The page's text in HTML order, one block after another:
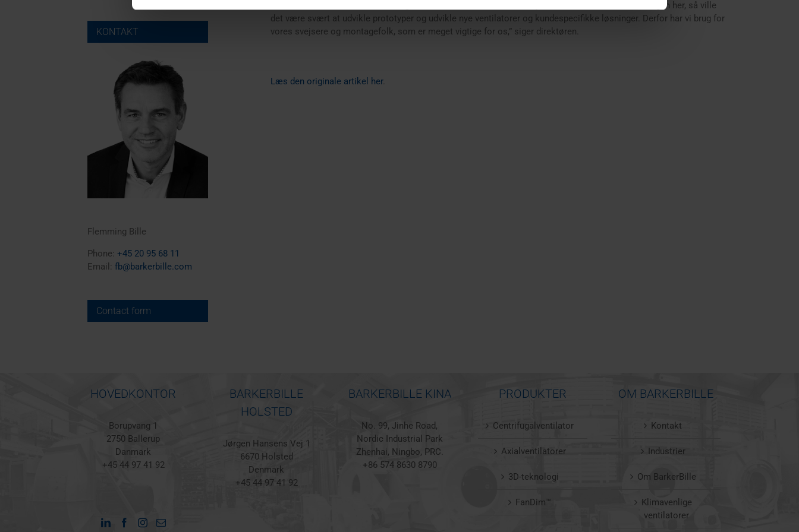
direktøren, som nævner endnu en grund til at holde fast i metalarbejdet. ”Hvis vi kun havde montagen her, så ville
det være svært at udvikle prototyper og udvikle nye ventilatorer og kundespecifikke løsninger. Derfor har vi brug for
vores svejsere og montagefolk, som er meget vigtige for os,” siger direktøren.
Læs den originale artikel her.
KONTAKT
Flemming Bille
Phone: +45 20 95 68 11
Email: fb@barkerbille.com
Contact form
HOVEDKONTOR
Borupvang 1
2750 Ballerup
Danmark
+45 44 97 41 92
BARKERBILLE
HOLSTED
Jørgen Hansens Vej 1
6670 Holsted
Denmark
+45 44 97 41 92
BARKERBILLE KINA
No. 99, Jinhe Road,
Nordic Industrial Park
Zhenhai, Ningbo, PRC.
+86 574 8630 8790
PRODUKTER
Centrifugalventilator
Axialventilatorer
3D-teknologi
FanDim™
OM BARKERBILLE
Kontakt
Industrier
Om BarkerBille
Klimavenlige
ventilatorer